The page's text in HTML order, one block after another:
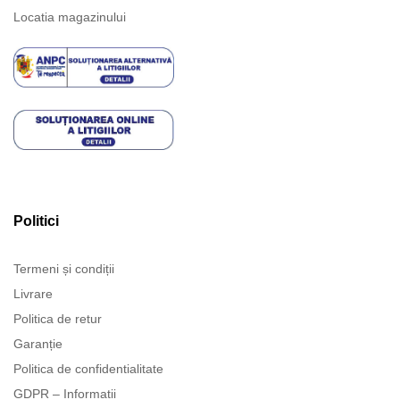
Locatia magazinului
Politici
Termeni și condiții
Livrare
Politica de retur
Garanție
Politica de confidentialitate
GDPR – Informatii